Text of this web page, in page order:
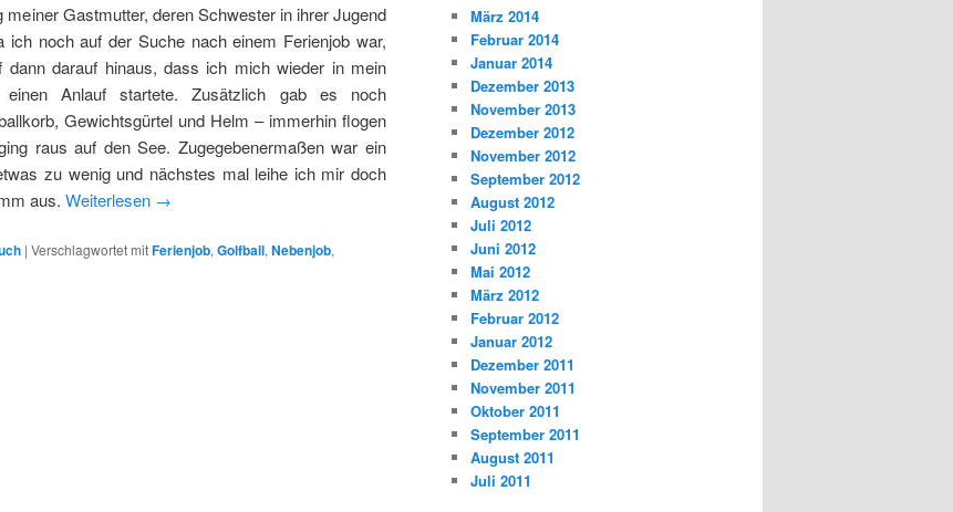
Gastmutter, deren Schwester in ihrer Jugend
ich noch auf der Suche nach einem Ferienjob war,
darauf hinaus, dass ich mich wieder in mein
einen Anlauf startete. Zusätzlich gab es noch
Gewichtsgürtel und Helm – immerhin flogen
raus auf den See. Zugegebenermaßen war ein
zu wenig und nächstes mal leihe ich mir doch
aus. Weiterlesen →
| Verschlagwortet mitFerienjob, Golfball, Nebenjob,
März 2014
Februar 2014
Januar 2014
Dezember 2013
November 2013
Dezember 2012
November 2012
September 2012
August 2012
Juli 2012
Juni 2012
Mai 2012
März 2012
Februar 2012
Januar 2012
Dezember 2011
November 2011
Oktober 2011
September 2011
August 2011
Juli 2011